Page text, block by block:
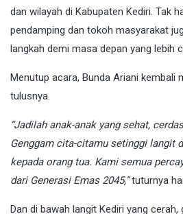
dan wilayah di Kabupaten Kediri. Tak
pendamping dan tokoh masyarakat
langkah demi masa depan yang lebih
Menutup acara, Bunda Ariani kembali
tulusnya.
“Jadilah anak-anak yang sehat,
Genggam cita-citamu setinggi langit
kepada orang tua. Kami semua
dari Generasi Emas 2045,”tuturnya
Dan di bawah langit Kediri yang